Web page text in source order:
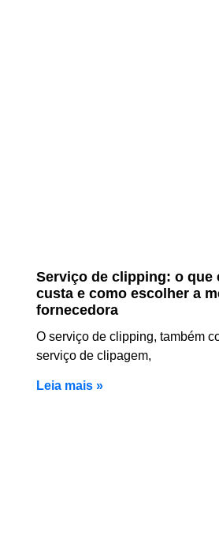
Serviço de clipping: o que
custa e como escolher a
fornecedora
O serviço de clipping, também
serviço de clipagem,
Leia mais »